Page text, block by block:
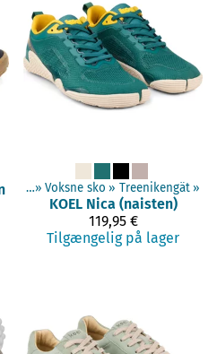
sko ‪» Voksne sko ‪» Treenikengät ‪»
KOEL Nica (naisten)
119,95 €
Tilgængelig på lager